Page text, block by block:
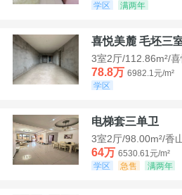
学区
满两年
喜悦美麓 毛坯三
3室2厅/112.86m²/
78.8万 6982.1元/m²
学区
电梯套三单卫
3室2厅/98.00m²/香
64万 6530.61元/m²
学区
急售 满两年